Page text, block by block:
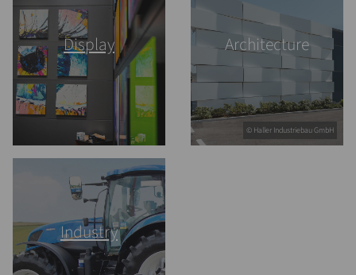
Display
© Haller Industriebau GmbH
Architecture
Industry